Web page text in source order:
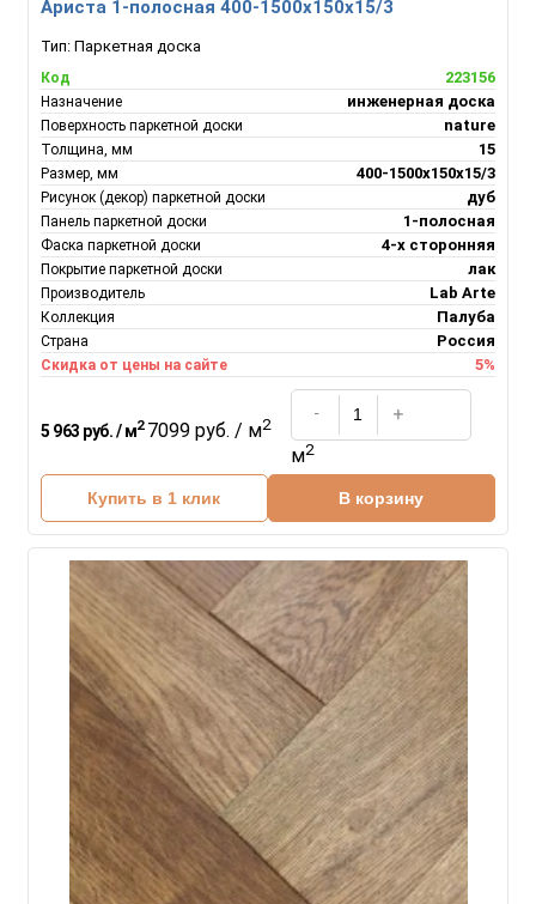
Ариста 1-полосная 400-1500х150х15/3
Тип: Паркетная доска
Код 223156
Назначение инженерная доска
Поверхность паркетной доски nature
Толщина, мм 15
Размер, мм 400-1500х150х15/3
Рисунок (декор) паркетной доски дуб
Панель паркетной доски 1-полосная
Фаска паркетной доски 4-х сторонняя
Покрытие паркетной доски лак
Производитель Lab Arte
Коллекция Палуба
Страна Россия
Скидка от цены на сайте 5%
5 963 руб. / м2 7099 руб. / м2
м2
Купить в 1 клик В корзину